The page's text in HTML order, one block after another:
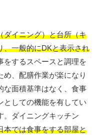
ダイニング）と台所（キ
、一般的にDKと表示され
をするスペースと調理を
、配膳作業が楽になり
な面積基準はなく、食事
としての機能を有してい
。ダイニングキッチン
本では食事をする部屋と